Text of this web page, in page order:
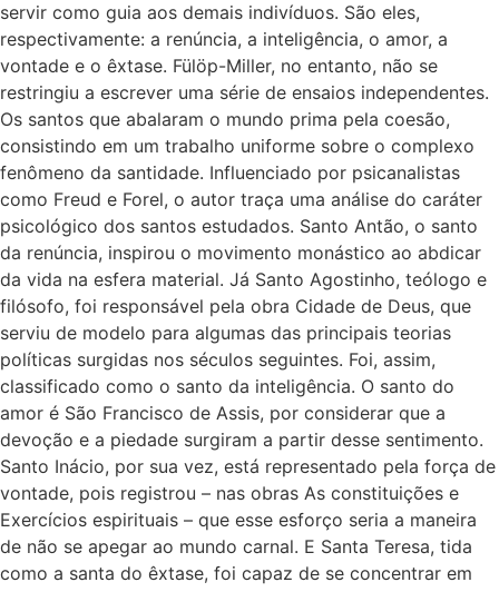
servir como guia aos demais indivíduos. São eles,
respectivamente: a renúncia, a inteligência, o amor, a
vontade e o êxtase. Fülöp-Miller, no entanto, não se
restringiu a escrever uma série de ensaios independentes.
Os santos que abalaram o mundo prima pela coesão,
consistindo em um trabalho uniforme sobre o complexo
fenômeno da santidade. Influenciado por psicanalistas
como Freud e Forel, o autor traça uma análise do caráter
psicológico dos santos estudados. Santo Antão, o santo
da renúncia, inspirou o movimento monástico ao abdicar
da vida na esfera material. Já Santo Agostinho, teólogo e
filósofo, foi responsável pela obra Cidade de Deus, que
serviu de modelo para algumas das principais teorias
políticas surgidas nos séculos seguintes. Foi, assim,
classificado como o santo da inteligência. O santo do
amor é São Francisco de Assis, por considerar que a
devoção e a piedade surgiram a partir desse sentimento.
Santo Inácio, por sua vez, está representado pela força de
vontade, pois registrou – nas obras As constituições e
Exercícios espirituais – que esse esforço seria a maneira
de não se apegar ao mundo carnal. E Santa Teresa, tida
como a santa do êxtase, foi capaz de se concentrar em